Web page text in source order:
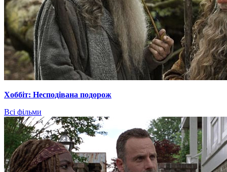
Хоббіт: Несподівана подорож
Всі фільми